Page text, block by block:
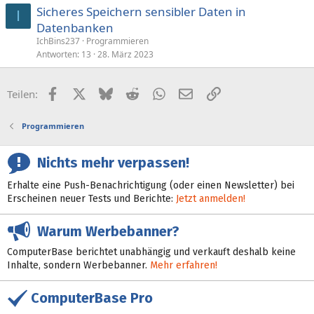
I
Sicheres Speichern sensibler Daten in
Datenbanken
IchBins237 Programmieren
Antworten 13 28. März 2023
Teilen: FacebookX (Twitter)
BlueskyRedditWhatsApp
E-MailLink
Programmieren
Nichts mehr verpassen!
Erhalte eine Push-Benachrichtigung (oder einen Newsletter) bei
Erscheinen neuer Tests und Berichte: Jetzt anmelden!
Warum Werbebanner?
ComputerBase berichtet unabhängig und verkauft deshalb keine
Inhalte, sondern Werbebanner. Mehr erfahren!
ComputerBase Pro